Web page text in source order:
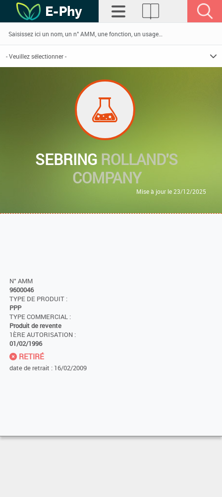
SEBRING ROLLAND'S
COMPANY
Mise à jour le 23/12/2025
N° AMM
9600046
TYPE DE PRODUIT :
PPP
TYPE COMMERCIAL :
Produit de revente
1ÈRE AUTORISATION :
01/02/1996
RETIRÉ
date de retrait : 16/02/2009